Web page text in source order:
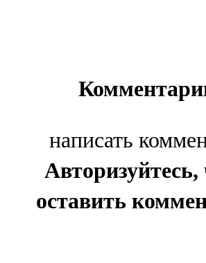
написать
оставить